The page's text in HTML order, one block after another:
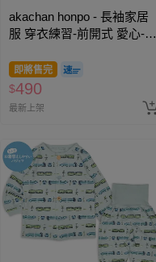
akachan honpo - 長袖家居
服 穿衣練習-前開式 愛心-象
即將售完
$490
最新上架